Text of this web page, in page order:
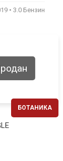
3.0 Бензин
БОТАНИКА